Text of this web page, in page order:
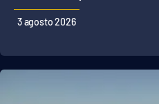
3 agosto 2026